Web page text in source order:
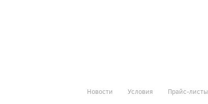
Новости Условия Прайс-листы